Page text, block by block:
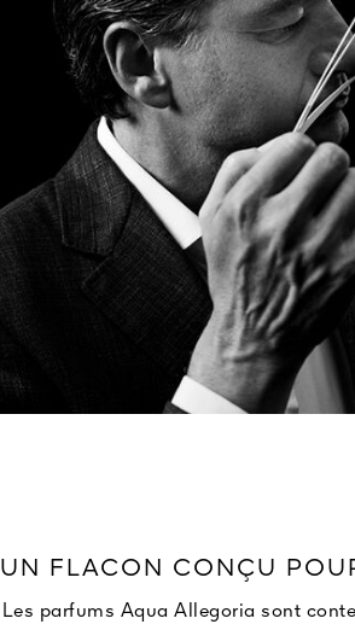
UN FLACON CONÇU
Les parfums Aqua Allegoria sont